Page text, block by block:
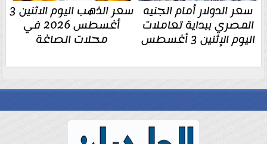
سعر الدولار أمام الجنيه
المصري ببداية تعاملات
اليوم الإثنين 3 أغسطس
سعر الذهب اليوم الاثنين 3
أغسطس 2026 في
محلات الصاغة